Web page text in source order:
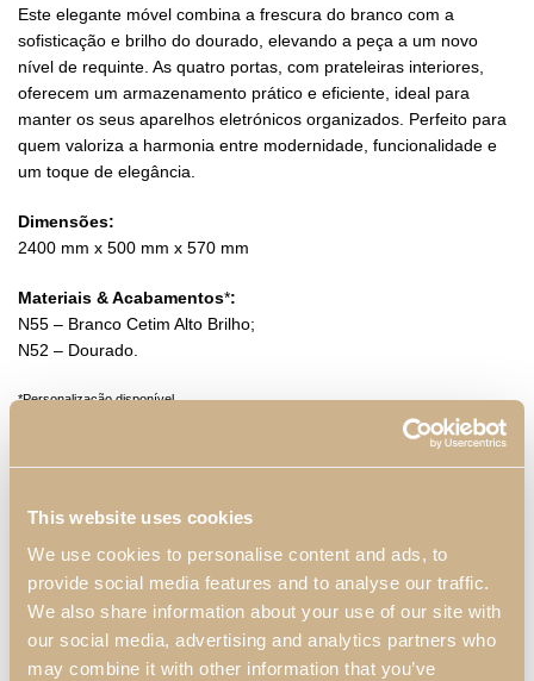
This website uses cookies
We use cookies to personalise content and ads, to
provide social media features and to analyse our traffic.
We also share information about your use of our site with
our social media, advertising and analytics partners who
may combine it with other information that you’ve
Este elegante móvel combina a frescura do branco com a
sofisticação e brilho do dourado, elevando a peça a um novo
nível de requinte. As quatro portas, com prateleiras interiores,
oferecem um armazenamento prático e eficiente, ideal para
manter os seus aparelhos eletrónicos organizados. Perfeito para
quem valoriza a harmonia entre modernidade, funcionalidade e
um toque de elegância.
Dimensões:
2400 mm x 500 mm x 570 mm
Materiais & Acabamentos*:
N55 – Branco Cetim Alto Brilho;
N52 – Dourado.
*Personalização disponível
DESCRIÇÃO